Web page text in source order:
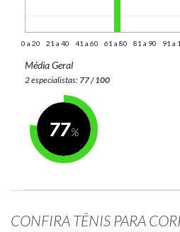
0 a 20 21 a 40 41 a 60 61 a 80 81 a 90 91 a
Média Geral
2 especialistas: 77 / 100
77
CONFIRA TÊNIS PARA